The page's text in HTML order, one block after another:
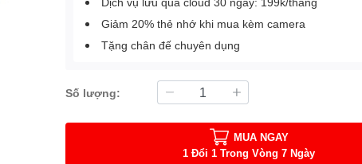
Giảm 20% thẻ nhớ khi mua kèm camera
Tặng chân đế chuyên dụng
Số lượng:
MUA NGAY
1 Đổi 1 Trong Vòng 7 Ngày